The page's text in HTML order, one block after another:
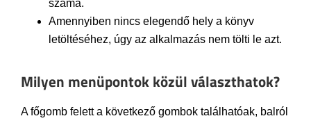
száma.
Amennyiben nincs elegendő hely a könyv
letöltéséhez, úgy az alkalmazás nem tölti le azt.
Milyen menüpontok közül választhatok?
A főgomb felett a következő gombok találhatóak, balról